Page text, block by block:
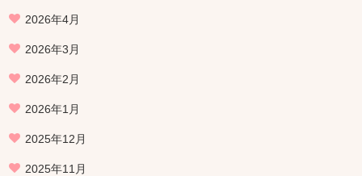
2026年4月
2026年3月
2026年2月
2026年1月
2025年12月
2025年11月